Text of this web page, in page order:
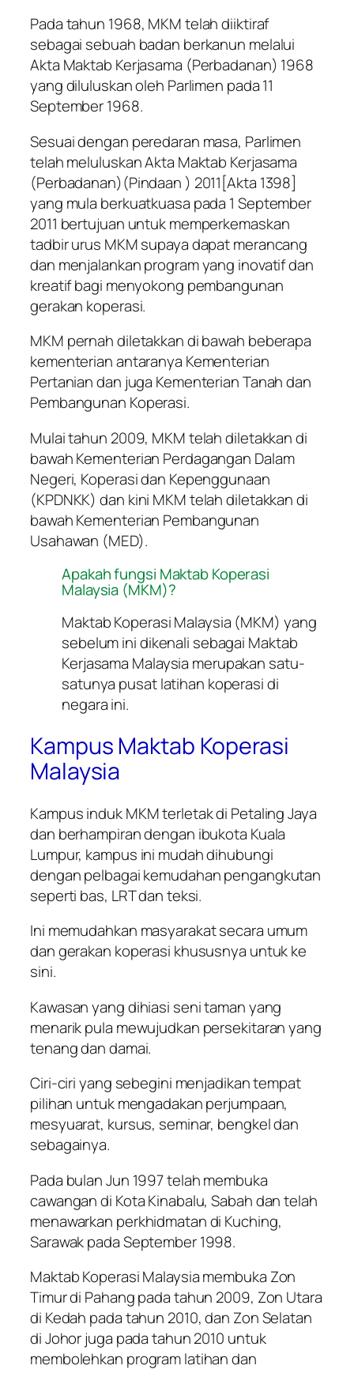
Pada tahun 1968, MKM telah diiktiraf
sebagai sebuah badan berkanun melalui
Akta Maktab Kerjasama (Perbadanan) 1968
yang diluluskan oleh Parlimen pada 11
September 1968.
Sesuai dengan peredaran masa, Parlimen
telah meluluskan Akta Maktab Kerjasama
(Perbadanan)(Pindaan ) 2011[Akta 1398]
yang mula berkuatkuasa pada 1 September
2011 bertujuan untuk memperkemaskan
tadbir urus MKM supaya dapat merancang
dan menjalankan program yang inovatif dan
kreatif bagi menyokong pembangunan
gerakan koperasi.
MKM pernah diletakkan di bawah beberapa
kementerian antaranya Kementerian
Pertanian dan juga Kementerian Tanah dan
Pembangunan Koperasi.
Mulai tahun 2009, MKM telah diletakkan di
bawah Kementerian Perdagangan Dalam
Negeri, Koperasi dan Kepenggunaan
(KPDNKK) dan kini MKM telah diletakkan di
bawah Kementerian Pembangunan
Usahawan (MED).
Apakah fungsi Maktab Koperasi
Malaysia (MKM)?
Maktab Koperasi Malaysia (MKM) yang
sebelum ini dikenali sebagai Maktab
Kerjasama Malaysia merupakan satu-
satunya pusat latihan koperasi di
negara ini.
Kampus Maktab Koperasi
Malaysia
Kampus induk MKM terletak di Petaling Jaya
dan berhampiran dengan ibukota Kuala
Lumpur, kampus ini mudah dihubungi
dengan pelbagai kemudahan pengangkutan
seperti bas, LRT dan teksi.
Ini memudahkan masyarakat secara umum
dan gerakan koperasi khususnya untuk ke
sini.
Kawasan yang dihiasi seni taman yang
menarik pula mewujudkan persekitaran yang
tenang dan damai.
Ciri-ciri yang sebegini menjadikan tempat
pilihan untuk mengadakan perjumpaan,
mesyuarat, kursus, seminar, bengkel dan
sebagainya.
Pada bulan Jun 1997 telah membuka
cawangan di Kota Kinabalu, Sabah dan telah
menawarkan perkhidmatan di Kuching,
Sarawak pada September 1998.
Maktab Koperasi Malaysia membuka Zon
Timur di Pahang pada tahun 2009, Zon Utara
di Kedah pada tahun 2010, dan Zon Selatan
di Johor juga pada tahun 2010 untuk
membolehkan program latihan dan